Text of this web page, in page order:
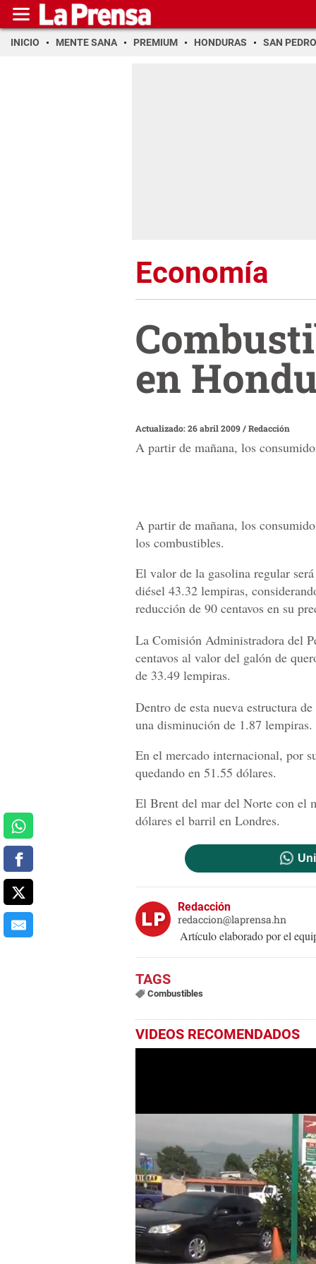
INICIO MENTE SANA PREMIUM HONDURAS SAN PEDRO
Economía
en
Actualizado: 26 abril 2009/Redacción
A partir de mañana, los
A partir de mañana, los
los combustibles.
El valor de la gasolina regular
diésel 43.32 lempiras,
reducción de 90 centavos en su
La Comisión Administradora del
centavos al valor del galón de
de 33.49 lempiras.
Dentro de esta nueva estructura
una disminución de 1.87 lempiras.
En el mercado internacional, por
quedando en 51.55 dólares.
El Brent del mar del Norte con el
dólares el barril en Londres.
Redacción
redaccion@laprensa.hn
Artículo elaborado por el
Combustibles
VIDEOS RECOMENDADOS